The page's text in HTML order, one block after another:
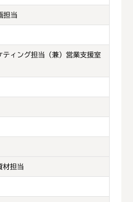
担当
ィング担当（兼）営業支援室
材担当